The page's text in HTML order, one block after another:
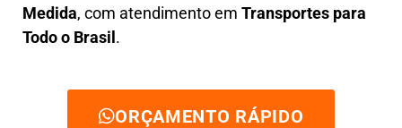
Medida, com atendimento em Transportes para
Todo o Brasil .
ORÇAMENTO RÁPIDO